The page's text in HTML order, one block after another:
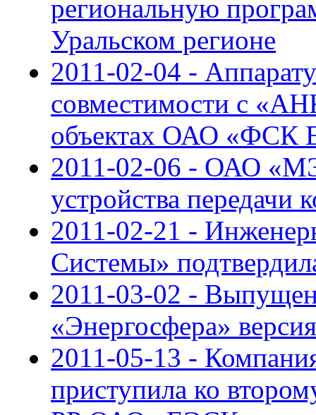
региональную
Уральском регионе
2011-02-04 -
совместимости с
объектах ОАО «ФСК
2011-02-06 - ОАО
устройства передачи
2011-02-21 -
Системы»
2011-03-02 -
«Энергосфера»
2011-05-13 -
приступила ко